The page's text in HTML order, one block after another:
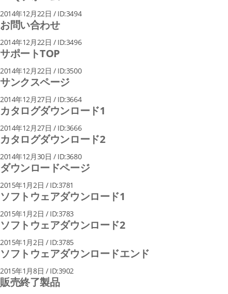
2014年12月22日 / ID:3494
お問い合わせ
2014年12月22日 / ID:3496
サポートTOP
2014年12月22日 / ID:3500
サンクスページ
2014年12月27日 / ID:3664
カタログダウンロード1
2014年12月27日 / ID:3666
カタログダウンロード2
2014年12月30日 / ID:3680
ダウンロードページ
2015年1月2日 / ID:3781
ソフトウェアダウンロード1
2015年1月2日 / ID:3783
ソフトウェアダウンロード2
2015年1月2日 / ID:3785
ソフトウェアダウンロードエンド
2015年1月8日 / ID:3902
販売終了製品